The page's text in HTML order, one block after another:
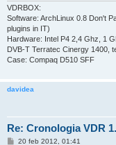
VDRBOX:
Software: ArchLinux 0.8 Don't
plugins in IT)
Hardware: Intel P4 2,4 Ghz, 1
DVB-T Terratec Cinergy 1400,
Case: Compaq D510 SFF
davidea
Re: Cronologia VDR
M20 feb 2012, 01:41